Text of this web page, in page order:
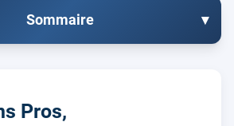
Sommaire ▾
Pros,